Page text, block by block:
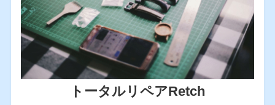
トータルリペアRetch